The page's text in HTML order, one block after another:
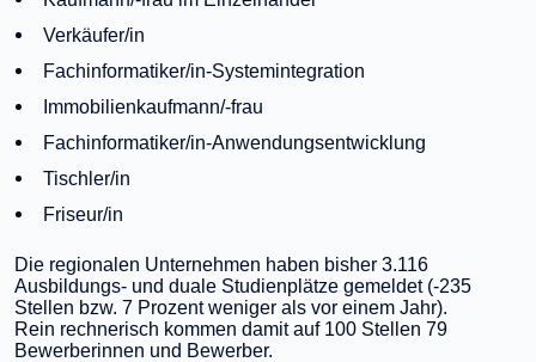
Verkäufer/in
Fachinformatiker/in-Systemintegration
Immobilienkaufmann/-frau
Fachinformatiker/in-Anwendungsentwicklung
Tischler/in
Friseur/in
Die regionalen Unternehmen haben bisher 3.116
Ausbildungs- und duale Studienplätze gemeldet (-235
Stellen bzw. 7 Prozent weniger als vor einem Jahr).
Rein rechnerisch kommen damit auf 100 Stellen 79
Bewerberinnen und Bewerber.